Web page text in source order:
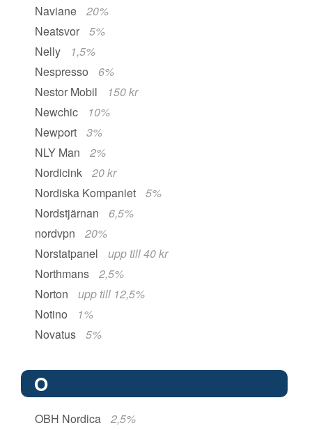
Naviane
20%
Neatsvor
5%
Nelly
1,5%
Nespresso
6%
Nestor Mobil
150 kr
Newchic
10%
Newport
3%
NLY Man
2%
Nordicink
20 kr
Nordiska Kompaniet
5%
Nordstjärnan
6,5%
nordvpn
20%
Norstatpanel
upp till 40 kr
Northmans
2,5%
Norton
upp till 12,5%
Notino
1%
Novatus
5%
O
OBH Nordica
2,5%